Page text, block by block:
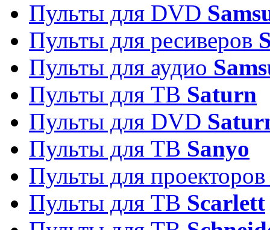
Пульты для DVD
Пульты для ресиверов
Пульты для аудио
Пульты для ТВ Saturn
Пульты для DVD
Пульты для ТВ Sanyo
Пульты для
Пульты для ТВ Scarlett